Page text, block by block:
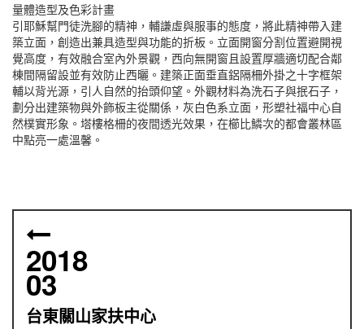
量體造型及色彩計畫
引耶穌幫門徒洗腳的精神，輔謙虛與服事的態度，將此精神帶入建
築立面，創造出兼具造型與功能的折板。立面開窗分割位置避開視
覺高度，有效融合室內外景觀，西向無開窗且設置厚牆適切配合鄰
棟間隔留設並有效防止西曬。建築正面垂直鋁隔柵外掛之十字框架
輔以背光源，引人自然的抬頭仰望。外觀材料為洗石子與抿石子，
劃分出建築物與外飾板主從關係，灰白色系立面，形塑社福中心自
然樸實形象。塔樓格柵的夜間透光效果，在櫛比鱗次的都會叢林區
中點亮一處溫馨。
2018
03
台東關山家扶中心